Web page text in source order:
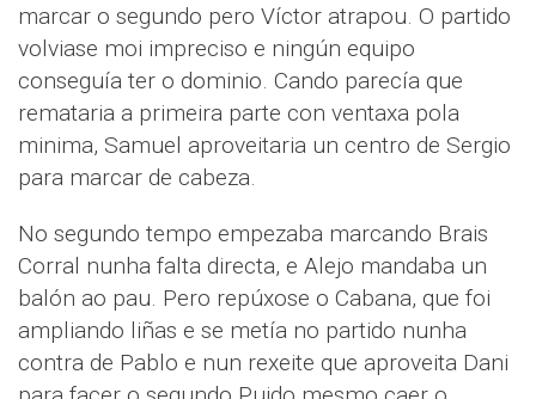
marcar o segundo pero Víctor atrapou. O partido
volviase moi impreciso e ningún equipo
conseguía ter o dominio. Cando parecía que
remataria a primeira parte con ventaxa pola
minima, Samuel aproveitaria un centro de Sergio
para marcar de cabeza.
No segundo tempo empezaba marcando Brais
Corral nunha falta directa, e Alejo mandaba un
balón ao pau. Pero repúxose o Cabana, que foi
ampliando liñas e se metía no partido nunha
contra de Pablo e nun rexeite que aproveita Dani